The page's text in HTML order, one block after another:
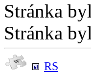
Stránka
Stránka
RS